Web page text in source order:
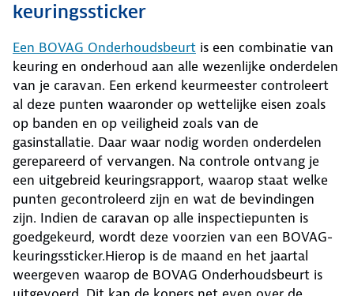
keuringssticker
Een BOVAG Onderhoudsbeurt is een combinatie van
keuring en onderhoud aan alle wezenlijke onderdelen
van je caravan. Een erkend keurmeester controleert
al deze punten waaronder op wettelijke eisen zoals
op banden en op veiligheid zoals van de
gasinstallatie. Daar waar nodig worden onderdelen
gerepareerd of vervangen. Na controle ontvang je
een uitgebreid keuringsrapport, waarop staat welke
punten gecontroleerd zijn en wat de bevindingen
zijn. Indien de caravan op alle inspectiepunten is
goedgekeurd, wordt deze voorzien van een BOVAG-
keuringssticker.Hierop is de maand en het jaartal
weergeven waarop de BOVAG Onderhoudsbeurt is